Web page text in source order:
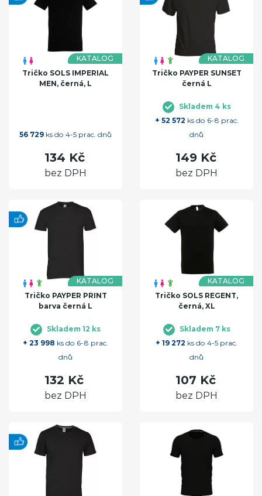
KATALOG
Tričko SOLS IMPERIAL
MEN, černá, L
56 729 ks do 4-5 prac. dnů
134 Kč
bez DPH
KATALOG
Tričko PAYPER SUNSET
černá L
Skladem 4 ks
+ 52 572 ks do 6-8 prac.
dnů
149 Kč
bez DPH
KATALOG
Tričko PAYPER PRINT
barva černá L
Skladem 12 ks
+ 23 998 ks do 6-8 prac.
dnů
132 Kč
bez DPH
KATALOG
Tričko SOLS REGENT,
černá, XL
Skladem 7 ks
+ 19 272 ks do 4-5 prac.
dnů
107 Kč
bez DPH